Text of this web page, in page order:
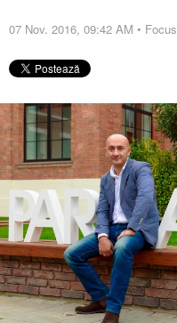
07 Nov. 2016, 09:42 AM • Focus